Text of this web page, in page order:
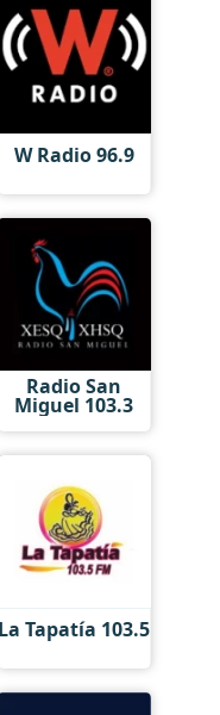
W Radio 96.9
Radio San
Miguel 103.3
La Tapatía 103.5